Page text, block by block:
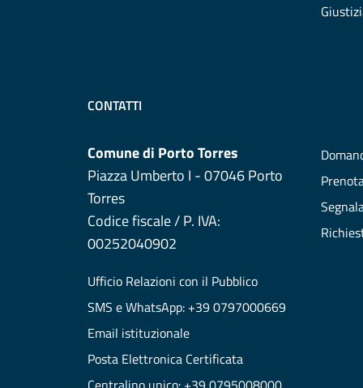
CONTATTI
Comune di Porto Torres
Piazza Umberto I - 07046 Porto
Torres
Codice fiscale / P. IVA:
00252040902
Ufficio Relazioni con il Pubblico
SMS e WhatsApp: +39 0797000669
Email istituzionale
Posta Elettronica Certificata